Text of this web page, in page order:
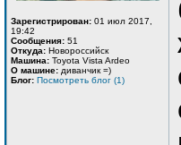
Зарегистрирован: 01 июл 2017,
19:42
Сообщения: 51
Откуда: Новороссийск
Машина: Toyota Vista Ardeo
О машине: диванчик =)
Блог: Посмотреть блог (1)